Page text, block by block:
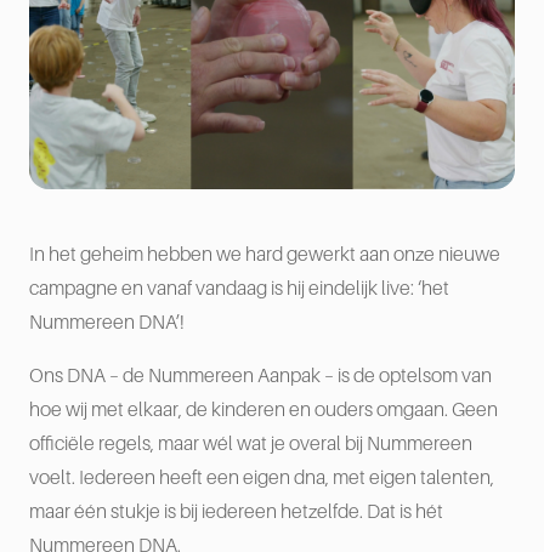
In het geheim hebben we hard gewerkt aan onze nieuwe
campagne en vanaf vandaag is hij eindelijk live: ‘het
Nummereen DNA’!
Ons DNA – de Nummereen Aanpak – is de optelsom van
hoe wij met elkaar, de kinderen en ouders omgaan. Geen
officiële regels, maar wél wat je overal bij Nummereen
voelt. Iedereen heeft een eigen dna, met eigen talenten,
maar één stukje is bij iedereen hetzelfde. Dat is hét
Nummereen DNA.